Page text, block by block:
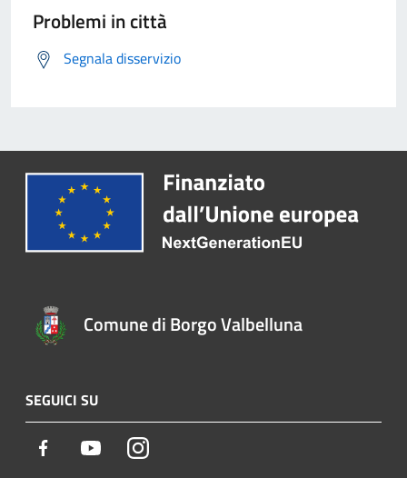
Problemi in città
Segnala disservizio
Comune di Borgo Valbelluna
SEGUICI SU
Facebook YoutubeInstagram